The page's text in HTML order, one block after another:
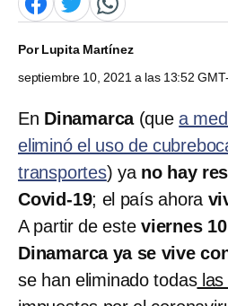
PorLupita Martínez
septiembre 10, 2021 a las 13:52
En Dinamarca (quea
eliminó el uso de
transportes) ya no hay
Covid-19; el país ahora
A partir de este viernes
Dinamarca ya se vive
se han eliminado todaslas